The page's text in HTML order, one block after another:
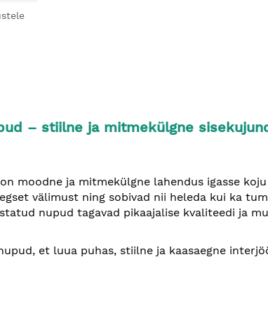
– stiilne ja mitmekülgne
moodne ja mitmekülgne lahendus igasse
välimust ning sobivad nii heleda kui ka
nupud tagavad pikaajalise kvaliteedi ja
et luua puhas, stiilne ja kaasaegne